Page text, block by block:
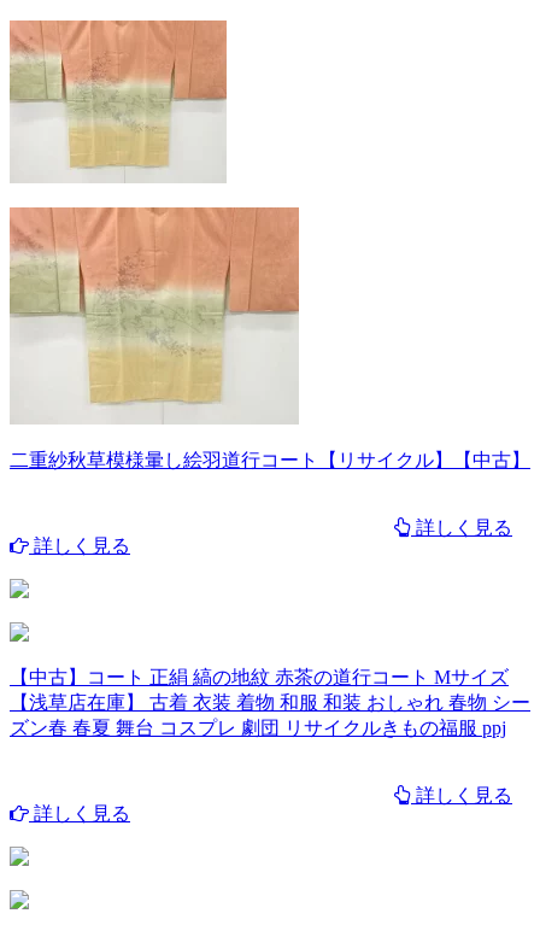
二重紗秋草模様暈し絵羽道行コート【リサイクル】【中古】
詳しく見る
詳しく見る
【中古】コート 正絹 縞の地紋 赤茶の道行コート Mサイズ
【浅草店在庫】 古着 衣装 着物 和服 和装 おしゃれ 春物 シー
ズン春 春夏 舞台 コスプレ 劇団 リサイクルきもの福服 ppj
詳しく見る
詳しく見る